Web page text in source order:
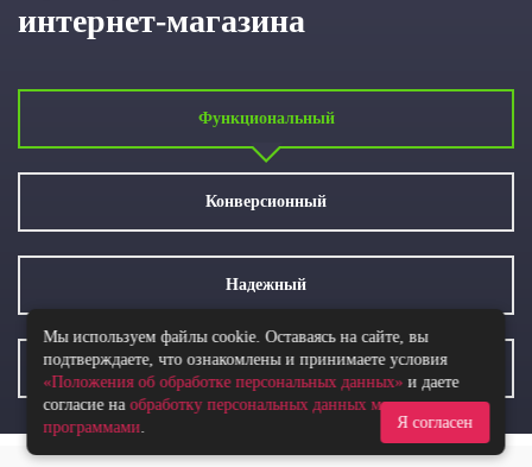
интернет-магазина
Функциональный
Конверсионный
Надежный
Продвигаемый
Мы используем файлы cookie. Оставаясь на сайте, вы
подтверждаете, что ознакомлены и принимаете условия
«Положения об обработке персональных данных» и даете
согласие наобработку персональных данных метрическими
программами
Я согласен